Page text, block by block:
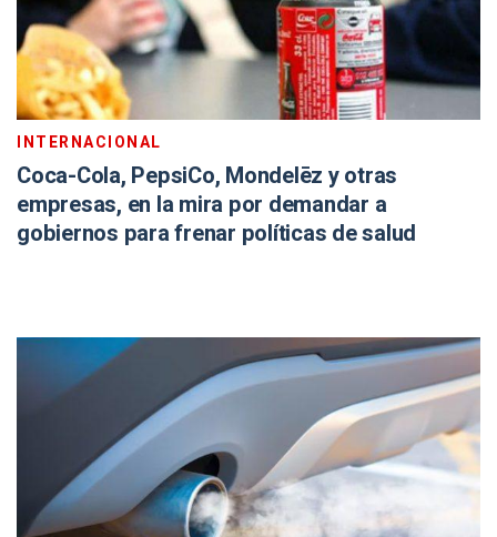
INTERNACIONAL
Coca-Cola, PepsiCo, Mondelēz y otras
empresas, en la mira por demandar a
gobiernos para frenar políticas de salud